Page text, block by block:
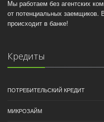
Мы работаем без агентских
от потенциальных заемщиков.
происходит в банке!
Кредиты
ПОТРЕБИТЕЛЬСКИЙ КРЕДИТ
МИКРОЗАЙМ